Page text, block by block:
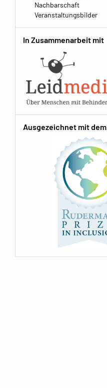
Nachbarschaft
Veranstaltungsbilder
In Zusammenarbeit mit
Ausgezeichnet mit dem